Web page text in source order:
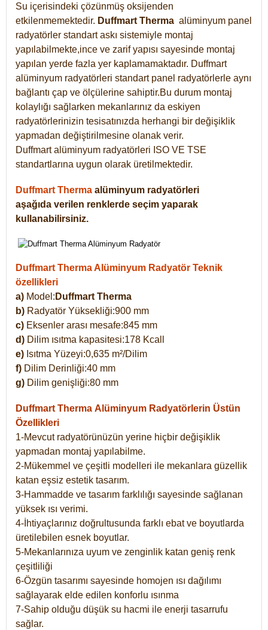
Su içerisindeki çözünmüş oksijenden
etkilenmemektedir. Duffmart Therma alüminyum panel
radyatörler standart askı sistemiyle montaj
yapılabilmekte,ince ve zarif yapısı sayesinde montaj
yapılan yerde fazla yer kaplamamaktadır. Duffmart
alüminyum radyatörleri standart panel radyatörlerle aynı
bağlantı çap ve ölçülerine sahiptir.Bu durum montaj
kolaylığı sağlarken mekanlarınız da eskiyen
radyatörlerinizin tesisatınızda herhangi bir değişiklik
yapmadan değiştirilmesine olanak verir.
Duffmart alüminyum radyatörleri ISO VE TSE
standartlarına uygun olarak üretilmektedir.
Duffmart Therma alüminyum radyatörleri
aşağıda verilen renklerde seçim yaparak
kullanabilirsiniz.
Duffmart Therma Alüminyum Radyatör Teknik
özellikleri
a) Model: Duffmart Therma
b) Radyatör Yüksekliği:900 mm
c) Eksenler arası mesafe:845 mm
d) Dilim ısıtma kapasitesi:178 Kcall
e) Isıtma Yüzeyi:0,635 m²/Dilim
f) Dilim Derinliği:40 mm
g) Dilim genişliği:80 mm
Duffmart Therma Alüminyum Radyatörlerin Üstün
Özellikleri
1-Mevcut radyatörünüzün yerine hiçbir değişiklik
yapmadan montaj yapılabilme.
2-Mükemmel ve çeşitli modelleri ile mekanlara güzellik
katan eşsiz estetik tasarım.
3-Hammadde ve tasarım farklılığı sayesinde sağlanan
yüksek ısı verimi.
4-İhtiyaçlarınız doğrultusunda farklı ebat ve boyutlarda
üretilebilen esnek boyutlar.
5-Mekanlarınıza uyum ve zenginlik katan geniş renk
çeşitliliği
6-Özgün tasarımı sayesinde homojen ısı dağılımı
sağlayarak elde edilen konforlu ısınma
7-Sahip olduğu düşük su hacmi ile enerji tasarrufu
sağlar.